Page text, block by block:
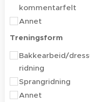
kommentarfelt
Annet
Treningsform
Bakkearbeid/
ridning
Sprangridning
Annet